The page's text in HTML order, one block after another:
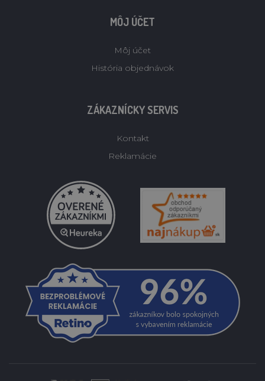
MÔJ ÚČET
Môj účet
História objednávok
ZÁKAZNÍCKY SERVIS
Kontakt
Reklamácie